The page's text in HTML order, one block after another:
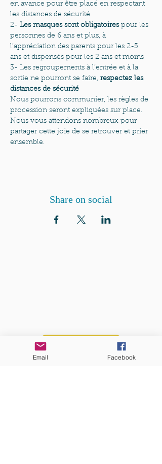
en avance pour être placé en respectant
les distances de sécurité
2- Les masques sont obligatoires pour les
personnes de 6 ans et plus, à
l’appréciation des parents pour les 2-5
ans et dispensés pour les 2 ans et moins
3- Les regroupements à l’entrée et à la
sortie ne pourront se faire, respectez les
distances de sécurité
Nous pourrons communier, les règles de
procession seront expliquées sur place.
Nous vous attendons nombreux pour
partager cette joie de se retrouver et prier
ensemble.
Share on social
Email Facebook